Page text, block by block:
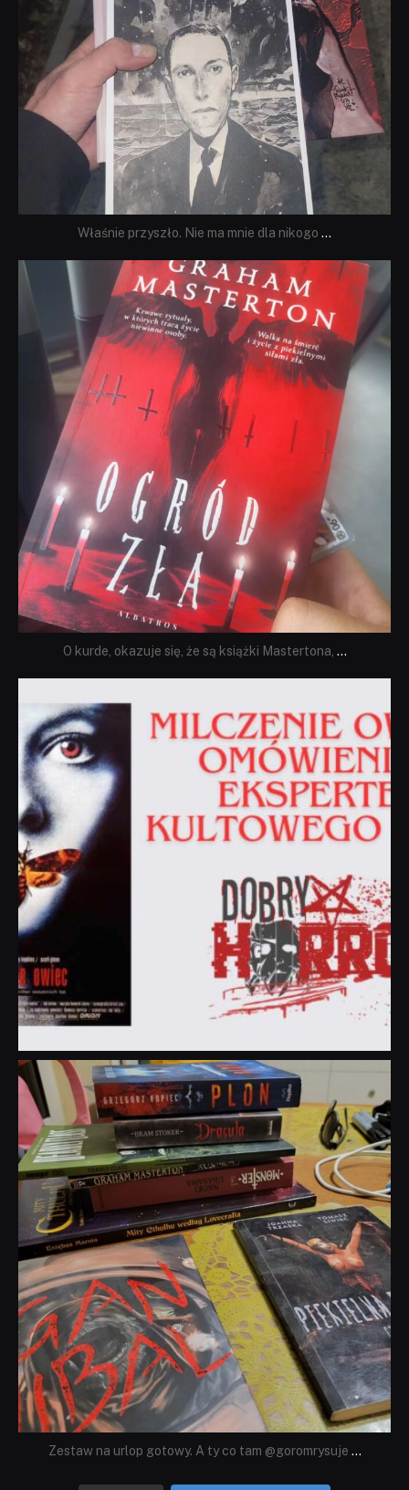
Właśnie przyszło. Nie ma mnie dla nikogo ...
dobryhorror
Sie 23
O kurde, okazuje się, że są książki Mastertona, ...
dobryhorror
Lip 31
Zestaw na urlop gotowy. A ty co tam @goromrysuje ...